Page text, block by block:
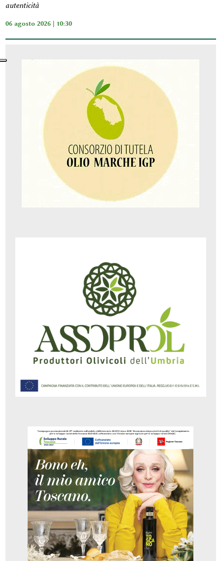
autenticità
06 agosto 2026 | 10:30